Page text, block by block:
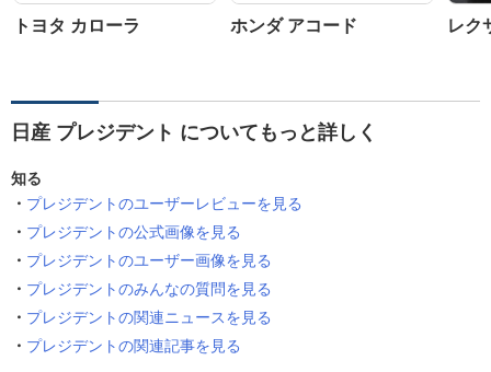
トヨタ カローラ ホンダ アコード レク
日産 プレジデント についてもっと詳しく
知る
プレジデントのユーザーレビューを見る
プレジデントの公式画像を見る
プレジデントのユーザー画像を見る
プレジデントのみんなの質問を見る
プレジデントの関連ニュースを見る
プレジデントの関連記事を見る